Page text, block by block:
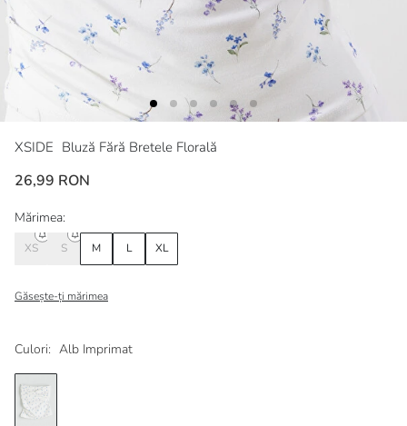
XSIDE Bluză Fără Bretele Florală
26,99 RON
Culori: Alb Imprimat
Mărimea:
XS S M L XL
Găsește-ți mărimea